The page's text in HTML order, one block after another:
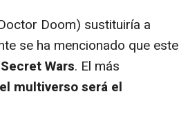
Doom) sustituiría a
se ha mencionado que este
Wars. El más
el multiverso será el